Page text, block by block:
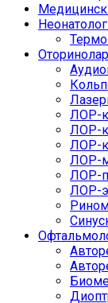
ЛОР-
ЛОР-
ЛОР-
ЛОР-
ЛОР-
ЛОР-